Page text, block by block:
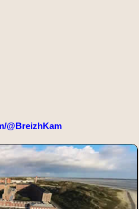
@BreizhKam